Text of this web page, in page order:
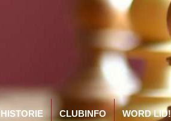
HISTORIE CLUBINFO WORD LID!